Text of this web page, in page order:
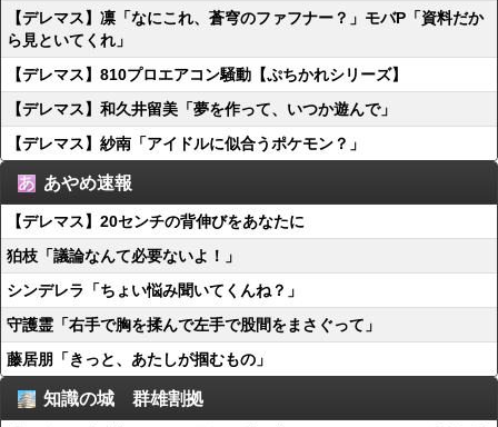
【デレマス】凛「なにこれ、蒼穹のファフナー？」モバP「資料だか
ら見といてくれ」
【デレマス】810プロエアコン騒動【ぷちかれシリーズ】
【デレマス】和久井留美「夢を作って、いつか遊んで」
【デレマス】紗南「アイドルに似合うポケモン？」
あやめ速報
【デレマス】20センチの背伸びをあなたに
狛枝「議論なんて必要ないよ！」
シンデレラ「ちょい悩み聞いてくんね？」
守護霊「右手で胸を揉んで左手で股間をまさぐって」
藤居朋「きっと、あたしが掴むもの」
知識の城 群雄割拠